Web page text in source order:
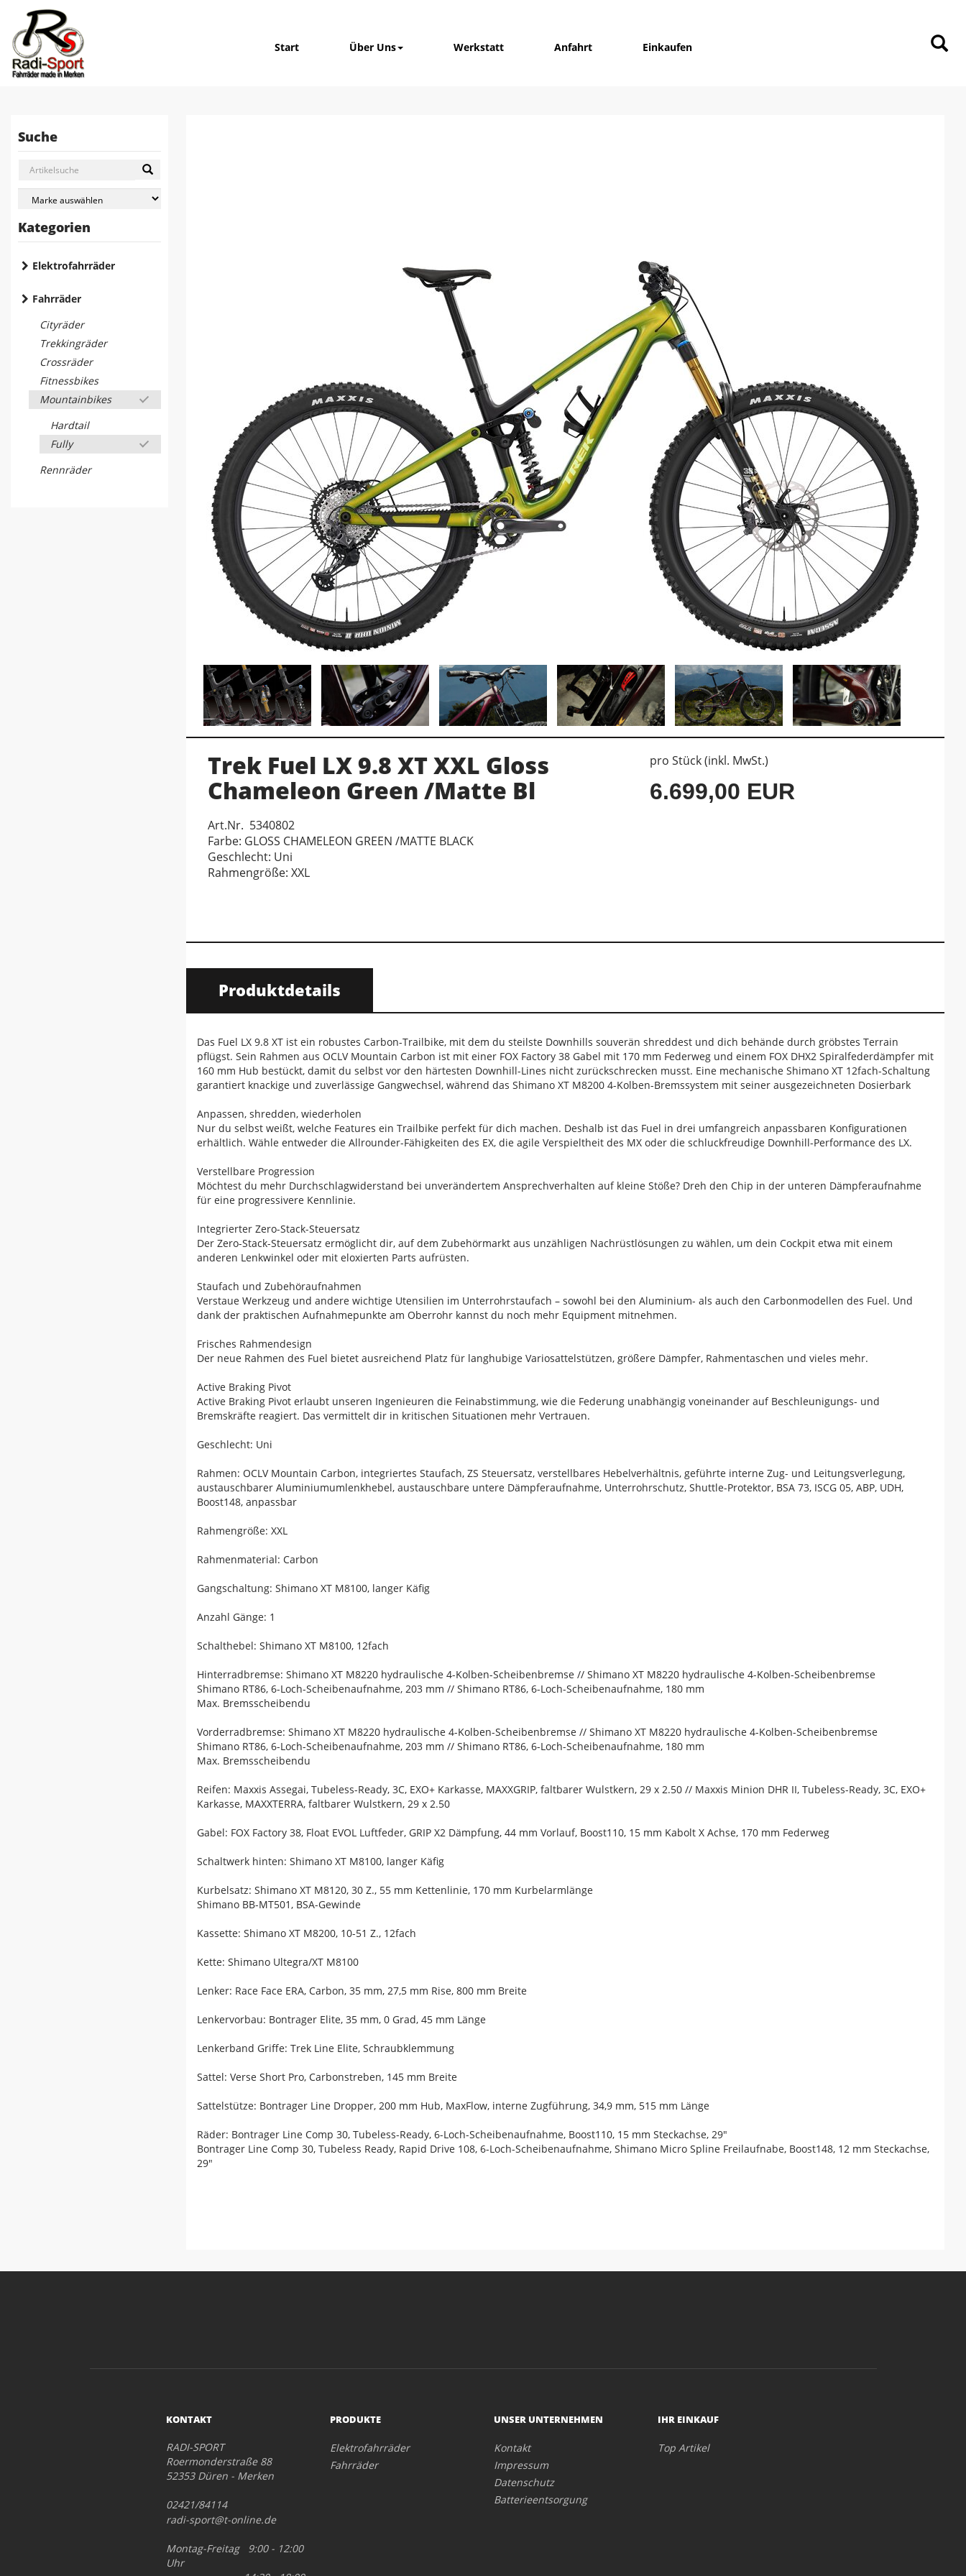
Start Über Uns Werkstatt Anfahrt Einkaufen
Suche
Kategorien
Elektrofahrräder
Fahrräder
Cityräder
Trekkingräder
Crossräder
Fitnessbikes
Mountainbikes
Hardtail
Fully
Rennräder
Trek Fuel LX 9.8 XT XXL Gloss
Chameleon Green /Matte Bl
Art.Nr. 5340802
Farbe: GLOSS CHAMELEON GREEN /MATTE BLACK
Geschlecht: Uni
Rahmengröße: XXL
pro Stück (inkl. MwSt.)
6.699,00 EUR
Produktdetails
Das Fuel LX 9.8 XT ist ein robustes Carbon-Trailbike, mit dem du steilste Downhills souverän shreddest und dich behände durch gröbstes Terrain
pflügst. Sein Rahmen aus OCLV Mountain Carbon ist mit einer FOX Factory 38 Gabel mit 170 mm Federweg und einem FOX DHX2 Spiralfederdämpfer mit
160 mm Hub bestückt, damit du selbst vor den härtesten Downhill-Lines nicht zurückschrecken musst. Eine mechanische Shimano XT 12fach-Schaltung
garantiert knackige und zuverlässige Gangwechsel, während das Shimano XT M8200 4-Kolben-Bremssystem mit seiner ausgezeichneten Dosierbark
Anpassen, shredden, wiederholen
Nur du selbst weißt, welche Features ein Trailbike perfekt für dich machen. Deshalb ist das Fuel in drei umfangreich anpassbaren Konfigurationen
erhältlich. Wähle entweder die Allrounder-Fähigkeiten des EX, die agile Verspieltheit des MX oder die schluckfreudige Downhill-Performance des LX.
Verstellbare Progression
Möchtest du mehr Durchschlagwiderstand bei unverändertem Ansprechverhalten auf kleine Stöße? Dreh den Chip in der unteren Dämpferaufnahme
für eine progressivere Kennlinie.
Integrierter Zero-Stack-Steuersatz
Der Zero-Stack-Steuersatz ermöglicht dir, auf dem Zubehörmarkt aus unzähligen Nachrüstlösungen zu wählen, um dein Cockpit etwa mit einem
anderen Lenkwinkel oder mit eloxierten Parts aufrüsten.
Staufach und Zubehöraufnahmen
Verstaue Werkzeug und andere wichtige Utensilien im Unterrohrstaufach – sowohl bei den Aluminium- als auch den Carbonmodellen des Fuel. Und
dank der praktischen Aufnahmepunkte am Oberrohr kannst du noch mehr Equipment mitnehmen.
Frisches Rahmendesign
Der neue Rahmen des Fuel bietet ausreichend Platz für langhubige Variosattelstützen, größere Dämpfer, Rahmentaschen und vieles mehr.
Active Braking Pivot
Active Braking Pivot erlaubt unseren Ingenieuren die Feinabstimmung, wie die Federung unabhängig voneinander auf Beschleunigungs- und
Bremskräfte reagiert. Das vermittelt dir in kritischen Situationen mehr Vertrauen.
Geschlecht: Uni
Rahmen: OCLV Mountain Carbon, integriertes Staufach, ZS Steuersatz, verstellbares Hebelverhältnis, geführte interne Zug- und Leitungsverlegung,
austauschbarer Aluminiumumlenkhebel, austauschbare untere Dämpferaufnahme, Unterrohrschutz, Shuttle-Protektor, BSA 73, ISCG 05, ABP, UDH,
Boost148, anpassbar
Rahmengröße: XXL
Rahmenmaterial: Carbon
Gangschaltung: Shimano XT M8100, langer Käfig
Anzahl Gänge: 1
Schalthebel: Shimano XT M8100, 12fach
Hinterradbremse: Shimano XT M8220 hydraulische 4-Kolben-Scheibenbremse // Shimano XT M8220 hydraulische 4-Kolben-Scheibenbremse
Shimano RT86, 6-Loch-Scheibenaufnahme, 203 mm // Shimano RT86, 6-Loch-Scheibenaufnahme, 180 mm
Max. Bremsscheibendu
Vorderradbremse: Shimano XT M8220 hydraulische 4-Kolben-Scheibenbremse // Shimano XT M8220 hydraulische 4-Kolben-Scheibenbremse
Shimano RT86, 6-Loch-Scheibenaufnahme, 203 mm // Shimano RT86, 6-Loch-Scheibenaufnahme, 180 mm
Max. Bremsscheibendu
Reifen: Maxxis Assegai, Tubeless-Ready, 3C, EXO+ Karkasse, MAXXGRIP, faltbarer Wulstkern, 29 x 2.50 // Maxxis Minion DHR II, Tubeless-Ready, 3C, EXO+
Karkasse, MAXXTERRA, faltbarer Wulstkern, 29 x 2.50
Gabel: FOX Factory 38, Float EVOL Luftfeder, GRIP X2 Dämpfung, 44 mm Vorlauf, Boost110, 15 mm Kabolt X Achse, 170 mm Federweg
Schaltwerk hinten: Shimano XT M8100, langer Käfig
Kurbelsatz: Shimano XT M8120, 30 Z., 55 mm Kettenlinie, 170 mm Kurbelarmlänge
Shimano BB-MT501, BSA-Gewinde
Kassette: Shimano XT M8200, 10-51 Z., 12fach
Kette: Shimano Ultegra/XT M8100
Lenker: Race Face ERA, Carbon, 35 mm, 27,5 mm Rise, 800 mm Breite
Lenkervorbau: Bontrager Elite, 35 mm, 0 Grad, 45 mm Länge
Lenkerband Griffe: Trek Line Elite, Schraubklemmung
Sattel: Verse Short Pro, Carbonstreben, 145 mm Breite
Sattelstütze: Bontrager Line Dropper, 200 mm Hub, MaxFlow, interne Zugführung, 34,9 mm, 515 mm Länge
Räder: Bontrager Line Comp 30, Tubeless-Ready, 6-Loch-Scheibenaufnahme, Boost110, 15 mm Steckachse, 29"
Bontrager Line Comp 30, Tubeless Ready, Rapid Drive 108, 6-Loch-Scheibenaufnahme, Shimano Micro Spline Freilaufnabe, Boost148, 12 mm Steckachse,
29"
KONTAKT
RADI-SPORT
Roermonderstraße 88
52353 Düren - Merken
02421/84114
radi-sport@t-online.de
Montag-Freitag 9:00 - 12:00
Uhr
PRODUKTE
Elektrofahrräder
Fahrräder
UNSER UNTERNEHMEN
Kontakt
Impressum
Datenschutz
Batterieentsorgung
IHR EINKAUF
Top Artikel